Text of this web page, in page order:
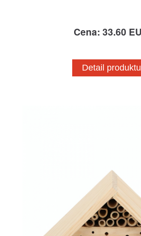
Cena: 33.60
Detail produktu